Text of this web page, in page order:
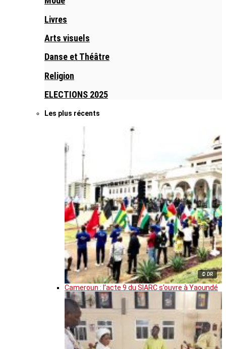
Livres
Arts visuels
Danse et Théâtre
Religion
ELECTIONS 2025
Les plus récents
© DR
Cameroun : l’acte 9 du SIARC s’ouvre à Yaoundé